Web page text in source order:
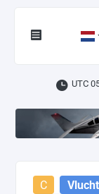
UTC
C